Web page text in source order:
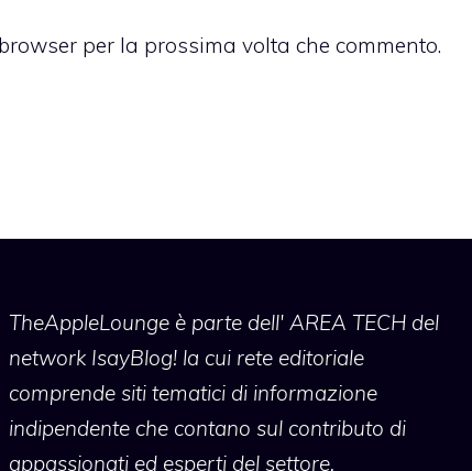
per la prossima volta che commento.
TheAppleLoungeè parte dell' AREA TECH del
network IsayBlog! la cui rete editoriale
comprende siti tematici di informazione
indipendente che contano sul contributo di
appassionati ed esperti del settore.